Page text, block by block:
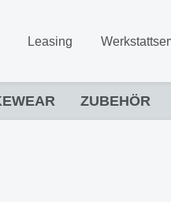
Leasing
ZUBEHÖR